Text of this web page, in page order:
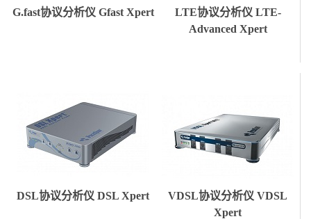
G.fast协议分析仪 Gfast Xpert
LTE协议分析仪 LTE-
Advanced Xpert
DSL协议分析仪 DSL Xpert
VDSL协议分析仪 VDSL
Xpert